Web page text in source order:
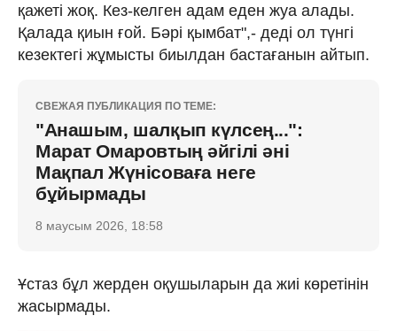
қажеті жоқ. Кез-келген адам еден жуа алады.
Қалада қиын ғой. Бәрі қымбат",- деді ол түнгі
кезектегі жұмысты биылдан бастағанын айтып.
СВЕЖАЯ ПУБЛИКАЦИЯ ПО ТЕМЕ:
"Анашым, шалқып күлсең...":
Марат Омаровтың әйгілі әні
Мақпал Жүнісоваға неге
бұйырмады
8 маусым 2026, 18:58
Ұстаз бұл жерден оқушыларын да жиі көретінін
жасырмады.